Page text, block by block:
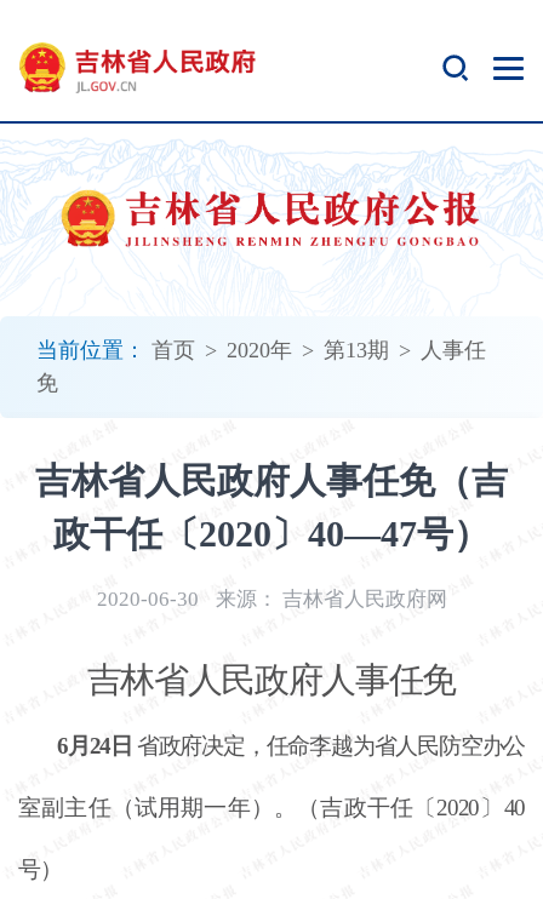
当前位置： 首页 > 2020年 > 第13期 > 人事任
免
吉林省人民政府人事任免（吉
政干任〔2020〕40—47号）
2020-06-30 来源： 吉林省人民政府网
吉林省人民政府人事任免
6月24日 省政府决定，任命李越为省人民防空办公
室副主任（试用期一年）。（吉政干任〔2020〕40
号）
开
无
障
碍
说
明
加